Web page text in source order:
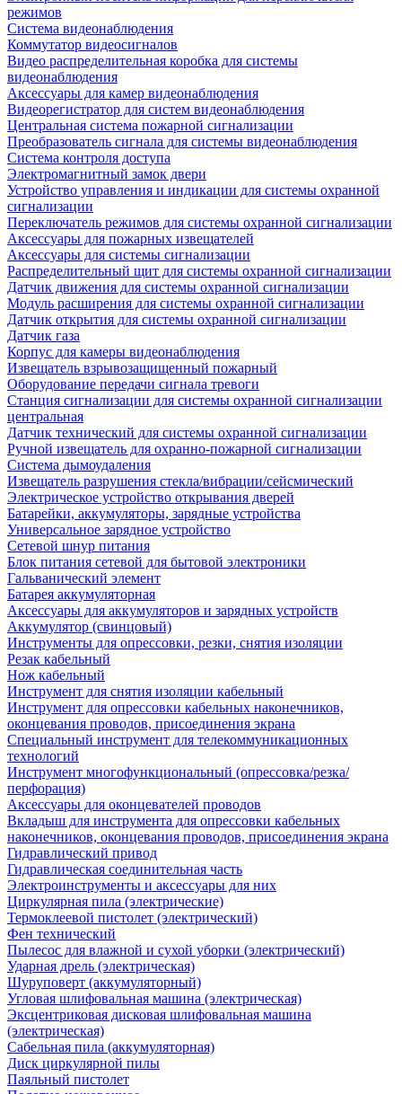
режимов
Система видеонаблюдения
Коммутатор видеосигналов
Видео распределительная коробка для системы
видеонаблюдения
Аксессуары для камер видеонаблюдения
Видеорегистратор для систем видеонаблюдения
Центральная система пожарной сигнализации
Преобразователь сигнала для системы видеонаблюдения
Система контроля доступа
Электромагнитный замок двери
Устройство управления и индикации для системы охранной
сигнализации
Переключатель режимов для системы охранной сигнализации
Аксессуары для пожарных извещателей
Аксессуары для системы сигнализации
Распределительный щит для системы охранной сигнализации
Датчик движения для системы охранной сигнализации
Модуль расширения для системы охранной сигнализации
Датчик открытия для системы охранной сигнализации
Датчик газа
Корпус для камеры видеонаблюдения
Извещатель взрывозащищенный пожарный
Оборудование передачи сигнала тревоги
Станция сигнализации для системы охранной сигнализации
центральная
Датчик технический для системы охранной сигнализации
Ручной извещатель для охранно-пожарной сигнализации
Система дымоудаления
Извещатель разрушения стекла/вибрации/сейсмический
Электрическое устройство открывания дверей
Батарейки, аккумуляторы, зарядные устройства
Универсальное зарядное устройство
Сетевой шнур питания
Блок питания сетевой для бытовой электроники
Гальванический элемент
Батарея аккумуляторная
Аксессуары для аккумуляторов и зарядных устройств
Аккумулятор (свинцовый)
Инструменты для опрессовки, резки, снятия изоляции
Резак кабельный
Нож кабельный
Инструмент для снятия изоляции кабельный
Инструмент для опрессовки кабельных наконечников,
оконцевания проводов, присоединения экрана
Специальный инструмент для телекоммуникационных
технологий
Инструмент многофункциональный (опрессовка/резка/
перфорация)
Аксессуары для оконцевателей проводов
Вкладыш для инструмента для опрессовки кабельных
наконечников, оконцевания проводов, присоединения экрана
Гидравлический привод
Гидравлическая соединительная часть
Электроинструменты и аксессуары для них
Циркулярная пила (электрические)
Термоклеевой пистолет (электрический)
Фен технический
Пылесос для влажной и сухой уборки (электрический)
Ударная дрель (электрическая)
Шуруповерт (аккумуляторный)
Угловая шлифовальная машина (электрическая)
Эксцентриковая дисковая шлифовальная машина
(электрическая)
Сабельная пила (аккумуляторная)
Диск циркулярной пилы
Паяльный пистолет